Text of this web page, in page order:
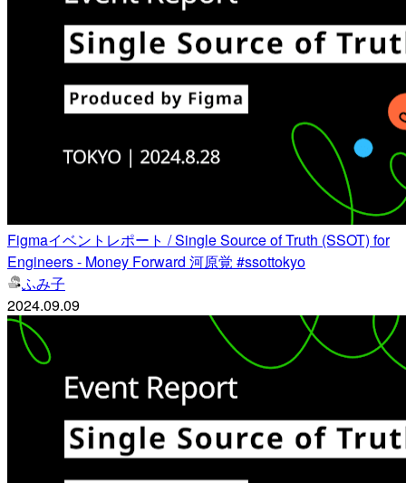
Figmaイベントレポート / Single Source of Truth (SSOT) for
Engineers - Money Forward 河原覚 #ssottokyo
ふみ子
2024.09.09